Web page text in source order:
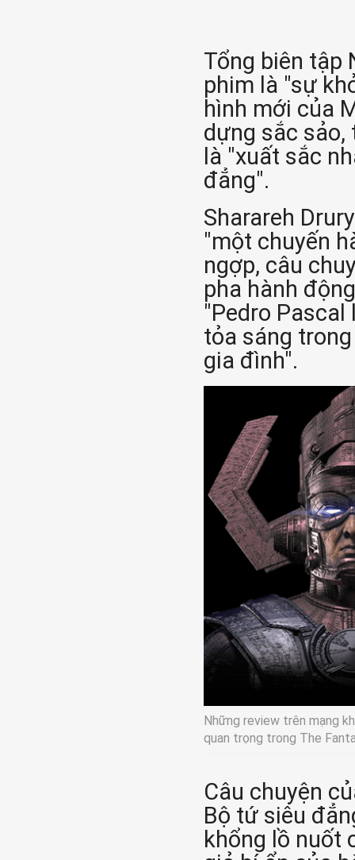
Tổng biên tập
phim là "sự
hình mới của
dựng sắc
là "xuất sắc
đẳng".
Sharareh
"một chuyến
ngợp, câu
pha hành
"Pedro Pascal
tỏa sáng
gia đình".
Những review trên mạng
quan trọng trong The
Câu chuyện
Bộ tứ siêu
khổng lồ nuốt